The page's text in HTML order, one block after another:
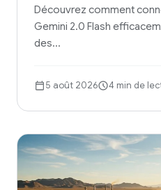
Découvrez comment
Gemini 2.0 Flash
des…
5 août 2026 4 min de